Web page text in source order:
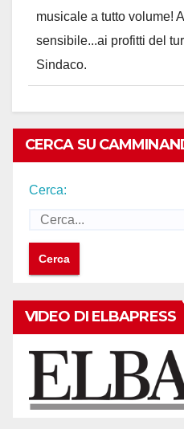
musicale a tutto volume!
sensibile...ai profitti del
Sindaco.
CERCA SU
Cerca:
VIDEO DI ELBAPRESS